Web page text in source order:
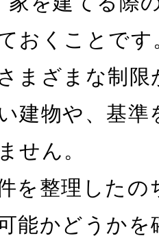
おくことです
まざまな制
建物や、基準
せん。
を整理したの
能かどうかを